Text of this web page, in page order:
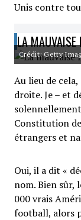
Unis contre
LA MAUVAISE
Crédit: Getty
Au lieu de
droite. Je – et
Constitution
étrangers et
Oui, il a dit «
nom. Bien sûr,
000 vrais
football, alors